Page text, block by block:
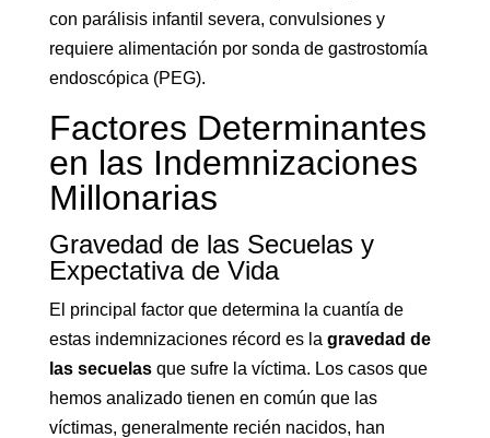
con parálisis infantil severa, convulsiones y
requiere alimentación por sonda de gastrostomía
endoscópica (PEG).
Factores Determinantes
en las Indemnizaciones
Millonarias
Gravedad de las Secuelas y
Expectativa de Vida
El principal factor que determina la cuantía de
estas indemnizaciones récord es la gravedad de
las secuelasque sufre la víctima. Los casos que
hemos analizado tienen en común que las
víctimas, generalmente recién nacidos, han